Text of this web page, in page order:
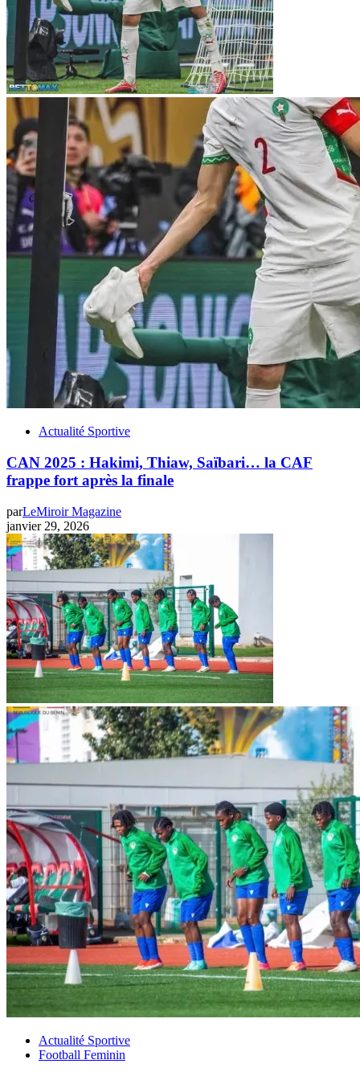
Actualité Sportive
‎CAN 2025 : Hakimi, Thiaw, Saïbari… la CAF
frappe fort après la finale
parLeMiroir Magazine
janvier 29, 2026
Actualité Sportive
Football Feminin